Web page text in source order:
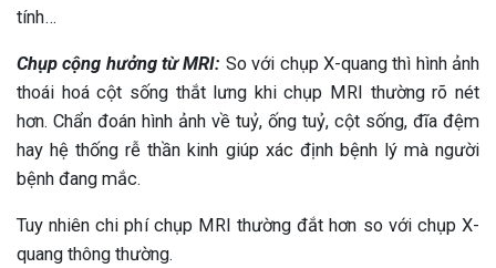
tính…
Chụp cộng hưởng từ MRI: So với chụp X-quang thì hình ảnh
thoái hoá cột sống thắt lưng khi chụp MRI thường rõ nét
hơn. Chẩn đoán hình ảnh về tuỷ, ống tuỷ, cột sống, đĩa đệm
hay hệ thống rễ thần kinh giúp xác định bệnh lý mà người
bệnh đang mắc.
Tuy nhiên chi phí chụp MRI thường đắt hơn so với chụp X-
quang thông thường.